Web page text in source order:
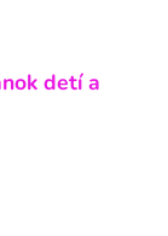
detí a